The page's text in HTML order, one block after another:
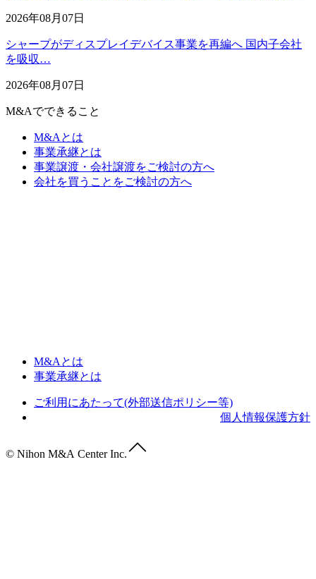
2026年08月07日
シャープがディスプレイデバイス事業を再編へ 国内子会社
を吸収…
2026年08月07日
M&Aでできること
M&Aとは
事業承継とは
事業譲渡・会社譲渡をご検討の方へ
会社を買うことをご検討の方へ
M&Aとは
事業承継とは
ご利用にあたって(外部送信ポリシー等)
個人情報保護方針
© Nihon M&A Center Inc.